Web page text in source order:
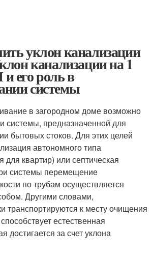
уклон канализации
канализации на 1
его роль в
системы
в загородном доме возможно
системы, предназначенной для
бытовых стоков. Для этих целей
автономного типа
для квартир) или септическая
системы перемещение
по трубам осуществляется
Другими словами,
транспортируются к месту очищения
естественная
достигается за счет уклона